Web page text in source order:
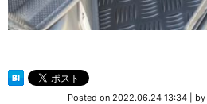
Posted on 2022.06.24 13:34 by